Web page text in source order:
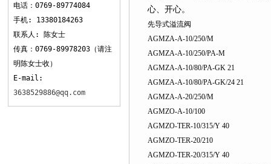
电话：0769-89774084
手机: 13380184263
联系人: 陈女士
传真：0769-89978203（请注
明陈女士收）
E-mail:
3638529886@qq.com
心、开心。
先导式溢流阀
AGMZA-A-10/250/M
AGMZA-A-10/250/PA-M
AGMZA-A-10/80/PA-GK 21
AGMZA-A-10/80/PA-GK/24 21
AGMZA-A-20/250/M
AGMZO-A-10/100
AGMZO-TER-10/315/Y 40
AGMZO-TER-20/210
AGMZO-TER-20/315/Y 40